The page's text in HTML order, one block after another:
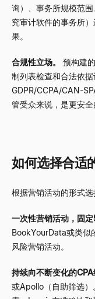
询）、事务所规模范
究审计软件的事务所
果。
合规性立场。
预构建
制列表检查和合法依
GDPR/CCPA/CAN-
管受众来说，是更安全
如何选择合适
根据营销活动的形式选
一次性营销活动，固
BookYourData或类似
风险营销活动。
持续向不断变化的CPA
或Apollo（自助筛选